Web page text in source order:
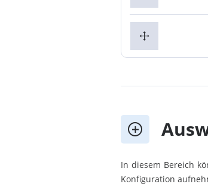
In diesem Bereich
Konfiguration